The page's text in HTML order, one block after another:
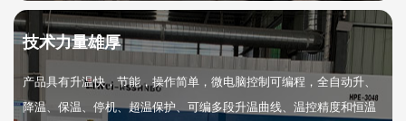
技术力量雄厚
产品具有升温快，节能，操作简单，微电脑控制可编程，全自动升、
降温、保温、停机、超温保护、可编多段升温曲线、温控精度和恒温